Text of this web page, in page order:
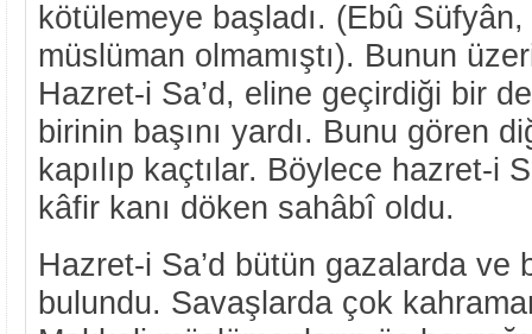
kötülemeye başladı. (Ebû
müslüman olmamıştı). Bunun
Hazret-i Sa’d, eline geçirdiği bir
birinin başını yardı. Bunu gören
kapılıp kaçtılar. Böylece hazret-i
kâfir kanı döken sahâbî oldu.
Hazret-i Sa’d bütün gazalarda ve
bulundu. Savaşlarda çok